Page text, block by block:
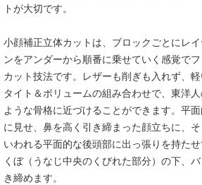
トが大切です。
小顔補正立体カットは、ブロックごとにレ
ンをアンダーから順番に乗せていく感覚で
カット技法です。レザーも削ぎも入れず、軽
タイト＆ボリュームの組み合わせで、東洋
ような骨格に近づけることができます。平
に見せ、鼻を高く引き締まった顔立ちに、
いわれる平面的な後頭部に出っ張りを持た
くぼ（うなじ中央のくびれた部分）の下、
き締めます。